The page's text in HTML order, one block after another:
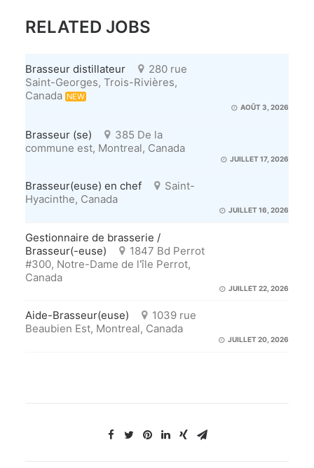
RELATED JOBS
Brasseur distillateur
280 rue
Saint-Georges, Trois-Rivières,
Canada NEW
AOÛT 3, 2026
Brasseur (se)
385 De la
commune est, Montreal, Canada
JUILLET 17, 2026
Brasseur(euse) en chef
Saint-
Hyacinthe, Canada
JUILLET 16, 2026
Gestionnaire de brasserie /
Brasseur(-euse)
1847 Bd Perrot
#300, Notre-Dame de l'île Perrot,
Canada
JUILLET 22, 2026
Aide-Brasseur(euse)
1039 rue
Beaubien Est, Montreal, Canada
JUILLET 20, 2026